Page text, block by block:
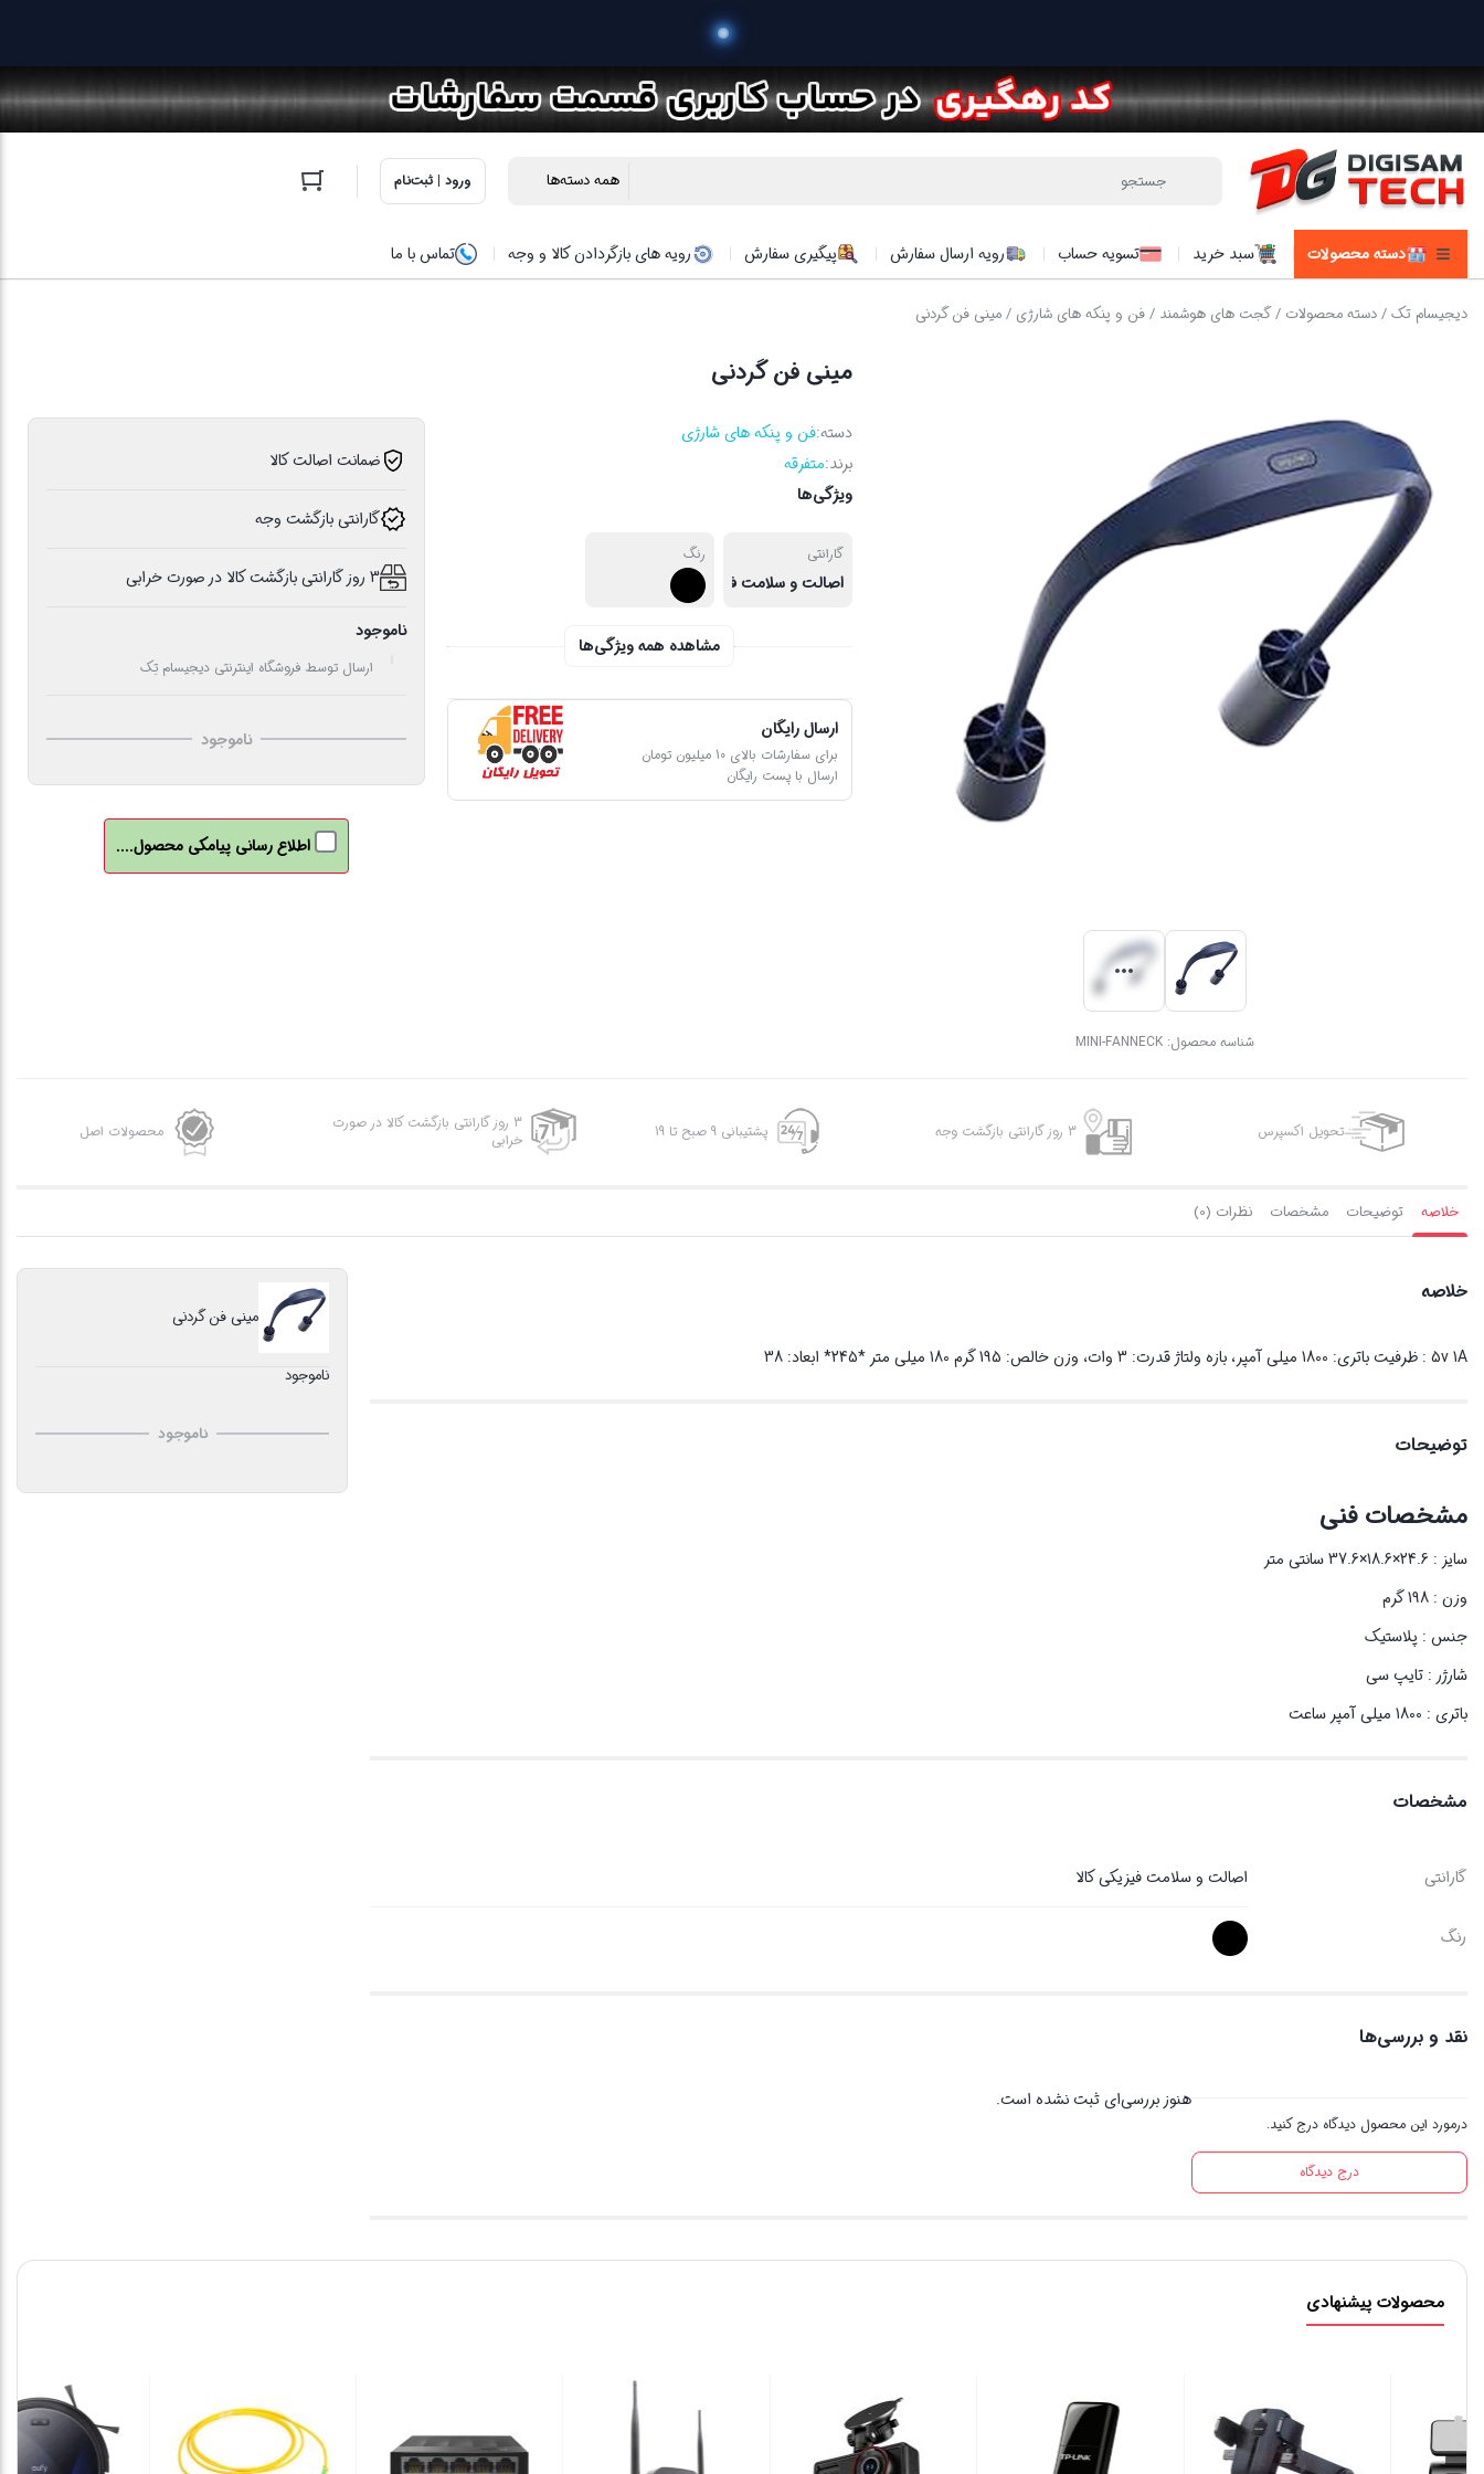
ورود | ثبت‌نام
دسته محصولات سبد خرید تسویه حساب رویه ارسال سفارش پیگیری سفارش رویه های بازگردادن کالا و وجه تماس با ما
دیجیسام تک/دسته محصولات /گجت های هوشمند /فن و پنکه های شارژی / مینی فن گردنی
شناسه محصول: MINI-FANNECK
مینی فن گردنی
دسته:فن و پنکه های شارژی
برند:متفرقه
ویژگی‌ها
گارانتی
اصالت و سلامت فیزیکی کالا
رنگ
مشاهده همه ویژگی‌ها
ارسال رایگان
برای سفارشات بالای 10 میلیون تومان
ارسال با پست رایگان
ضمانت اصالت کالا
گارانتی بازگشت وجه
3 روز گارانتی بازگشت کالا در صورت خرابی
ناموجود
ارسال توسط فروشگاه اینترنتی دیجیسام تِک
ناموجود
اطلاع رسانی پیامکی محصول....
تحویل اکسپرس 3 روز گارانتی بازگشت وجه پشتیبانی 9 صبح تا 19
3 روز گارانتی بازگشت کالا در صورت
خرابی
محصولات اصل
خلاصه توضیحات مشخصات نظرات (0)
خلاصه
5v 1A : ظرفیت باتری: 1800 میلی آمپر، بازه ولتاژ قدرت: 3 وات، وزن خالص: 195 گرم 180 میلی متر *245* ابعاد: 38
توضیحات
مشخصات فنی
سایز : 24.6×18.6×37.6 سانتی متر
وزن : 198 گرم
جنس : پلاستیک
شارژر : تایپ سی
باتری : 1800 میلی آمپر ساعت
مشخصات
گارانتی اصالت و سلامت فیزیکی کالا
رنگ
نقد و بررسی‌ها
درمورد این محصول دیدگاه درج کنید.
درج دیدگاه
هنوز بررسی‌ای ثبت نشده است.
مینی فن گردنی
ناموجود
ناموجود
محصولات پیشنهادی
خرید